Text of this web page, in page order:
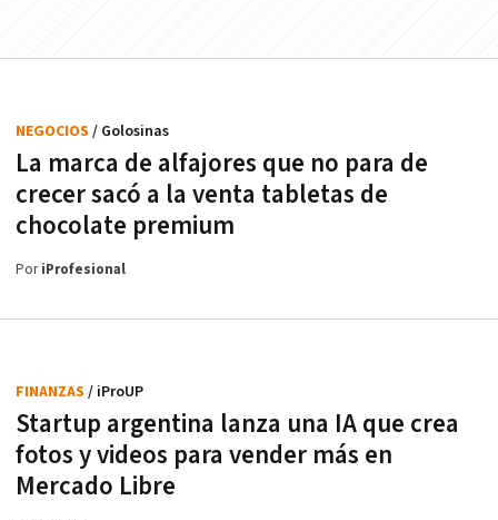
La marca de alfajores que no para de
crecer sacó a la venta tabletas de
chocolate premium
NEGOCIOS / Golosinas
PoriProfesional
Startup argentina lanza una IA que crea
fotos y videos para vender más en
Mercado Libre
FINANZAS / iProUP